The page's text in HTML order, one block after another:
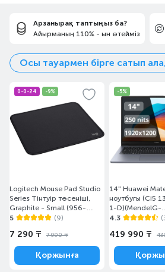
Арзанырақ таптыңыз ба?
Айырманың 110% - ын өтейміз
Осы тауармен бірге сатып
0-0-24 -9%
Logitech Mouse Pad Studio
Series Тінтуір төсеніші,
Graphite - Small (956-
000049)
5 (9)
7 290 ₸ 7 990 ₸
Қоржынға
-5%
14" Huawei
ноутбугы (Ci5
1-D)(MendelG-
W5611D/DOS)
4.3
419 990 ₸